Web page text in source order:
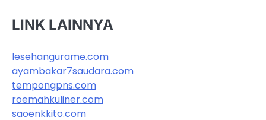
LINK LAINNYA
lesehangurame.com
ayambakar7saudara.com
tempongpns.com
roemahkuliner.com
saoenkkito.com